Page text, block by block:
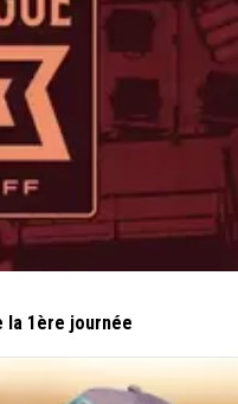
la 1ère journée